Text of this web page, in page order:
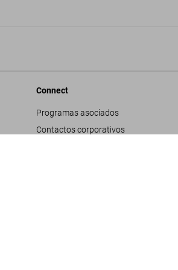
Connect
Programas asociados
Contactos corporativos